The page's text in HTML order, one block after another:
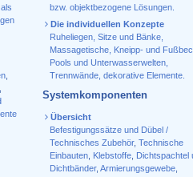
bzw. objektbezogene Lösungen.
Die individuellen Konzepte
Ruheliegen, Sitze und Bänke,
Massagetische, Kneipp- und
Pools und Unterwasserwelten,
Trennwände, dekorative Elemente.
Systemkomponenten
Übersicht
Befestigungssätze und Dübel /
Technisches Zubehör, Technische
Einbauten, Klebstoffe,
Dichtspachtel
Dichtbänder, Armierungsgewebe,